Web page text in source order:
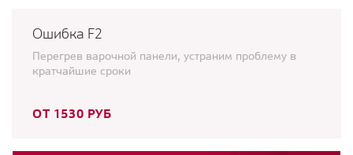
Ошибка F2
Перегрев варочной панели, устраним проблему в
кратчайшие сроки
ОТ 1530 РУБ